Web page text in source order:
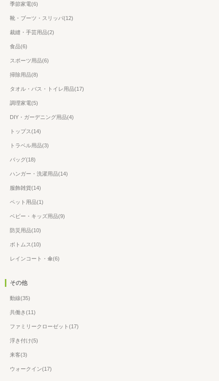
季節家電(6)
靴・ブーツ・スリッパ(12)
裁縫・手芸用品(2)
食品(6)
スポーツ用品(6)
掃除用品(8)
タオル・バス・トイレ用品(17)
調理家電(5)
DIY・ガーデニング用品(4)
トップス(14)
トラベル用品(3)
バッグ(18)
ハンガー・洗濯用品(14)
服飾雑貨(14)
ペット用品(1)
ベビー・キッズ用品(9)
防災用品(10)
ボトムス(10)
レインコート・傘(6)
その他
動線(35)
共働き(11)
ファミリークローゼット(17)
浮き付け(5)
来客(3)
ウォークイン(17)